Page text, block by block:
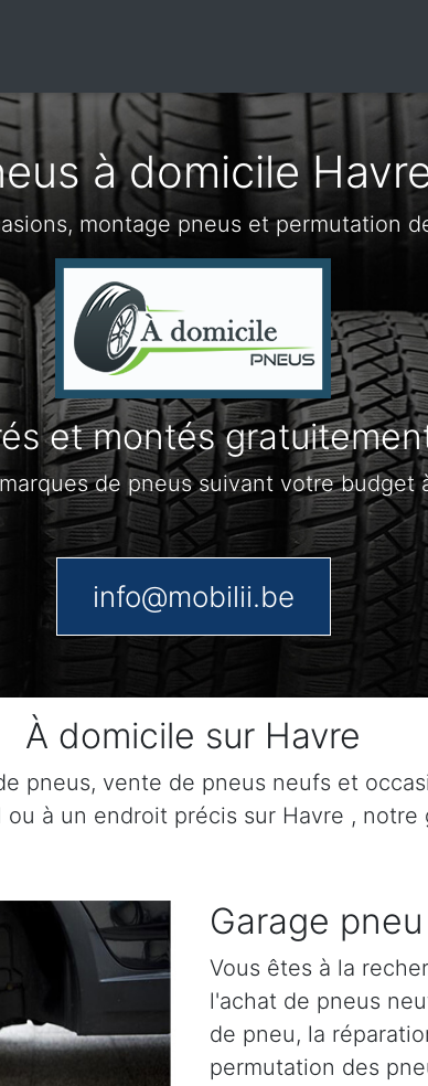
à domicile
montage pneus et permutation
et montés
de pneus suivant votre budget
info@mobilii.be
À domicile sur Havre
pneus, vente de pneus neufs et
à un endroit précis sur Havre ,
Garage
Vous êtes à la
l'achat de pneus
de pneu, la
permutation des